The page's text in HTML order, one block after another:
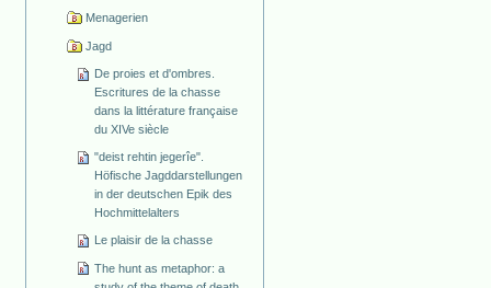
Menagerien
Jagd
De proies et d'ombres.
Escritures de la chasse
dans la littérature française
du XIVe siècle
"deist rehtin jegerîe".
Höfische Jagddarstellungen
in der deutschen Epik des
Hochmittelalters
Le plaisir de la chasse
The hunt as metaphor: a